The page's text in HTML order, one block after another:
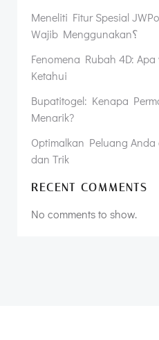
Meneliti Fitur Spesial
Wajib Menggunakan؟
Fenomena Rubah 4D:
Ketahui
Bupatitogel: Kenapa
Menarik?
Optimalkan Peluang
dan Trik
RECENT COMMENTS
No comments to show.